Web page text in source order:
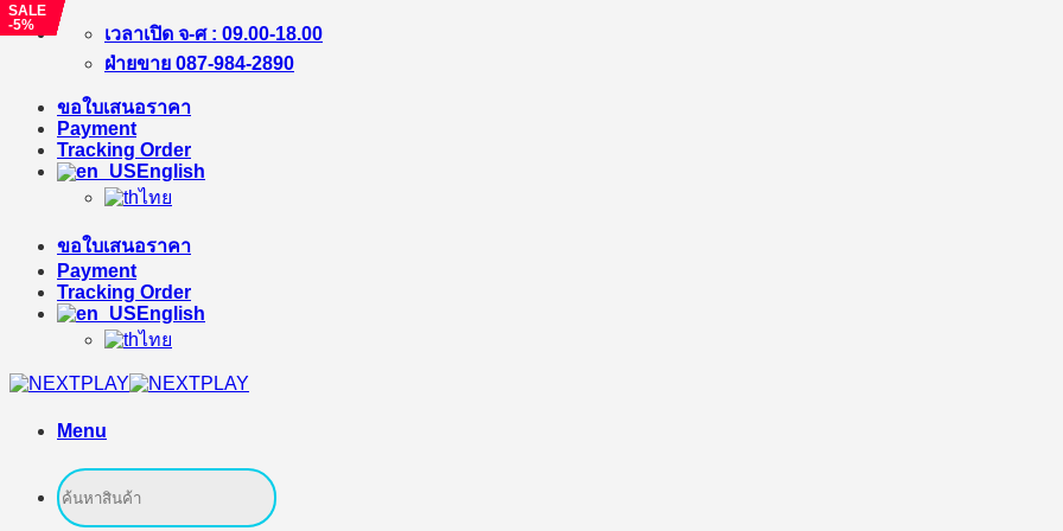
Skip
เวลาเปิด จ-ศ : 09.00-18.00
ฝ่ายขาย 087-984-2890
ขอใบเสนอราคา
Payment
Tracking Order
English
ไทย
ขอใบเสนอราคา
Payment
Tracking Order
English
ไทย
Menu
Search
for:
SALE
-5%
SALE
-7%
SALE
-3%
SALE
-7%
SALE
-17%
SALE
-12%
SALE
-1%